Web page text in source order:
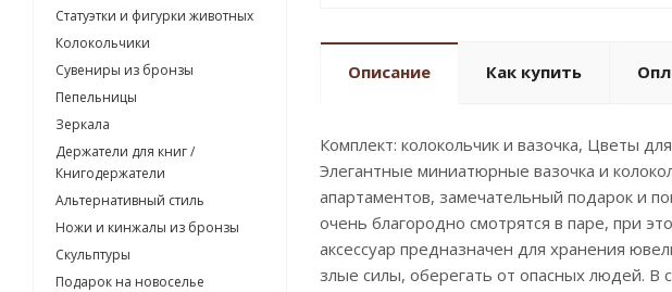
Описание Как купить
Комплект: колокольчик и вазочка, Цветы
Элегантные миниатюрные вазочка и
апартаментов, замечательный подарок и
очень благородно смотрятся в паре, при
аксессуар предназначен для хранения
злые силы, оберегать от опасных людей. В
Статуэтки и фигурки животных
Колокольчики
Сувениры из бронзы
Пепельницы
Зеркала
Держатели для книг /
Книгодержатели
Альтернативный стиль
Ножи и кинжалы из бронзы
Скульптуры
Подарок на новоселье